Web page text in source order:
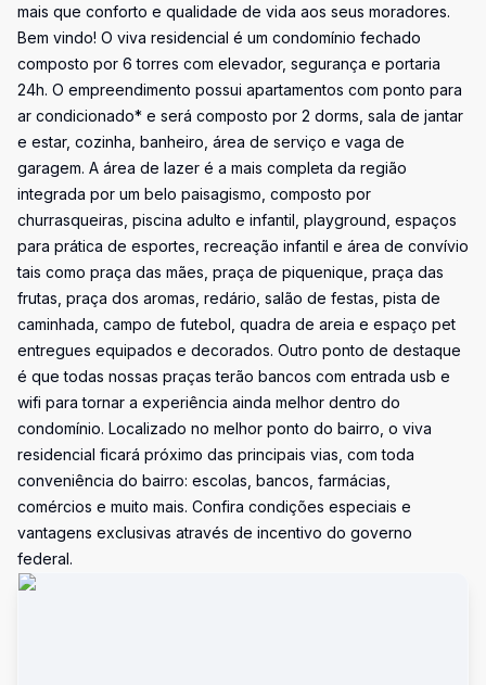
mais que conforto e qualidade de vida aos seus moradores.
Bem vindo! O viva residencial é um condomínio fechado
composto por 6 torres com elevador, segurança e portaria
24h. O empreendimento possui apartamentos com ponto para
ar condicionado* e será composto por 2 dorms, sala de jantar
e estar, cozinha, banheiro, área de serviço e vaga de
garagem. A área de lazer é a mais completa da região
integrada por um belo paisagismo, composto por
churrasqueiras, piscina adulto e infantil, playground, espaços
para prática de esportes, recreação infantil e área de convívio
tais como praça das mães, praça de piquenique, praça das
frutas, praça dos aromas, redário, salão de festas, pista de
caminhada, campo de futebol, quadra de areia e espaço pet
entregues equipados e decorados. Outro ponto de destaque
é que todas nossas praças terão bancos com entrada usb e
wifi para tornar a experiência ainda melhor dentro do
condomínio. Localizado no melhor ponto do bairro, o viva
residencial ficará próximo das principais vias, com toda
conveniência do bairro: escolas, bancos, farmácias,
comércios e muito mais. Confira condições especiais e
vantagens exclusivas através de incentivo do governo
federal.